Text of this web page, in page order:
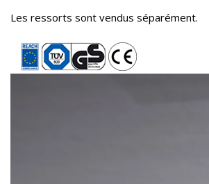
Les ressorts sont vendus séparément.